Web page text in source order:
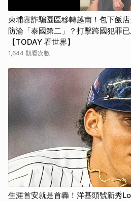
柬埔寨詐騙園區移轉越南！包下飯
防淪「泰國第二」？打擊跨國犯罪
【TODAY 看世界】
1,644 觀看次數
生涯首安就是首轟！洋基頭號新秀